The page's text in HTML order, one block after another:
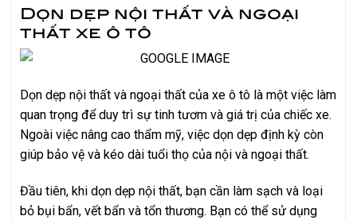
Dọn dẹp nội thất và ngoại
thất xe ô tô
Dọn dẹp nội thất và ngoại thất của xe ô tô là một việc làm
quan trọng để duy trì sự tinh tươm và giá trị của chiếc xe.
Ngoài việc nâng cao thẩm mỹ, việc dọn dẹp định kỳ còn
giúp bảo vệ và kéo dài tuổi thọ của nội và ngoại thất.
Đầu tiên, khi dọn dẹp nội thất, bạn cần làm sạch và loại
bỏ bụi bẩn, vết bẩn và tổn thương. Bạn có thể sử dụng